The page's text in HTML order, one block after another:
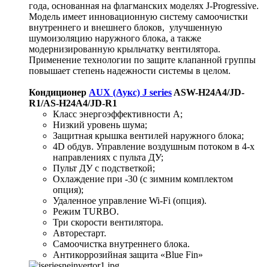
года, основанная на флагманских моделях J-Progressive.
Модель имеет инновационную систему самоочистки
внутреннего и внешнего блоков, улучшенную
шумоизоляцию наружного блока, а также
модернизированную крыльчатку вентилятора.
Применение технологии по защите клапанной группы
повышает степень надежности системы в целом.
Кондиционер AUX (Аукс) J series ASW-H24A4/JD-
R1/AS-H24A4/JD-R1
Класс энергоэффективности A;
Низкий уровень шума;
Защитная крышка вентилей наружного блока;
4D обдув. Управление воздушным потоком в 4-х
направлениях с пульта ДУ;
Пульт ДУ с подстветкой;
Охлаждение при -30 (с зимним комплектом
опция);
Удаленное управление Wi-Fi (опция).
Режим TURBO.
Три скорости вентилятора.
Авторестарт.
Самоочистка внутреннего блока.
Антикоррозийная защита «Blue Fin»